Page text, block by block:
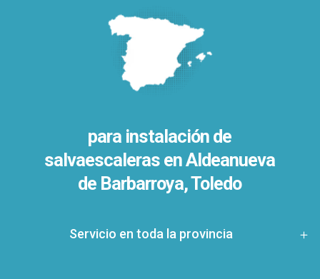
para instalación de
salvaescaleras enAldeanueva
de Barbarroya, Toledo
Servicio en toda la provincia